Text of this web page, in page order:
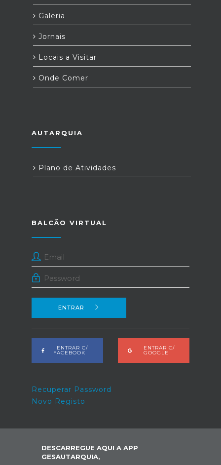
Galeria
Jornais
Locais a Visitar
Onde Comer
AUTARQUIA
Plano de Atividades
BALCÃO VIRTUAL
ENTRAR
ENTRAR C/
FACEBOOK
ENTRAR C/
GOOGLE
Recuperar Password
Novo Registo
DESCARREGUE AQUI A APP
GESAUTARQUIA,